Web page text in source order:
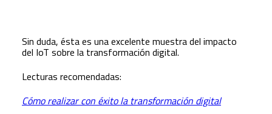
Sin duda, ésta es una excelente muestra del impacto
del IoT sobre la transformación digital.
Lecturas recomendadas:
Cómo realizar con éxito la transformación digital